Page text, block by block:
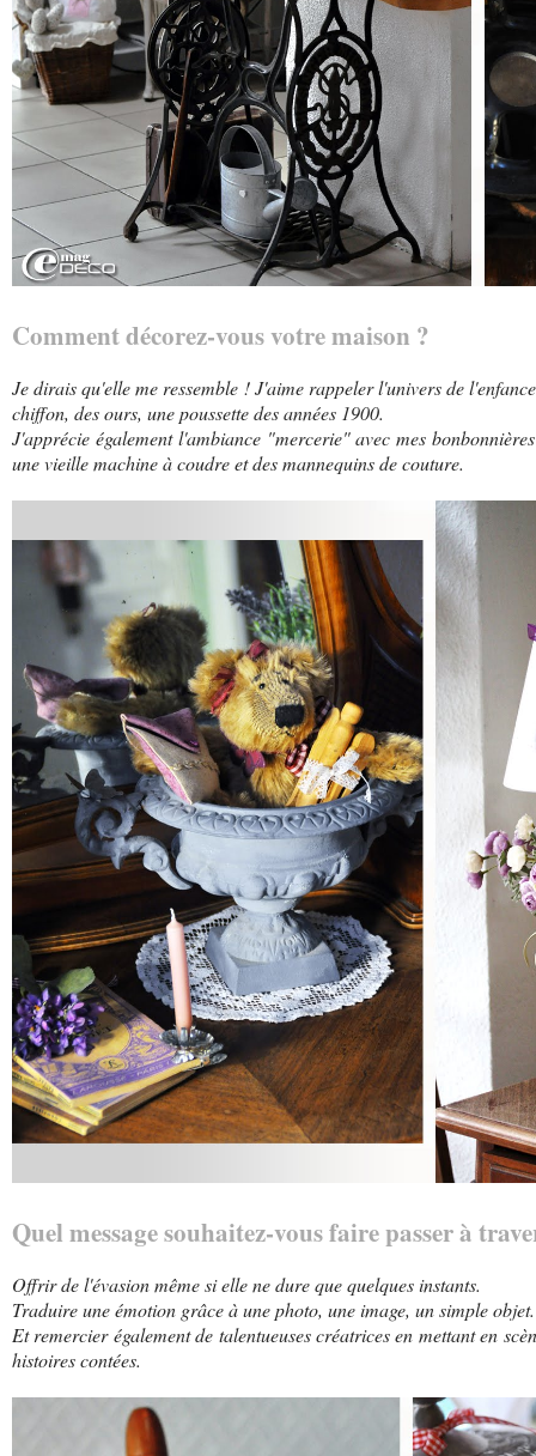
Comment décorez-vous votre maison ?
Je dirais qu'elle me ressemble ! J'aime rappeler l'univers de
chiffon, des ours, une poussette des années 1900.
J'apprécie également l'ambiance "mercerie" avec mes
une vieille machine à coudre et des mannequins de couture.
Quel message souhaitez-vous faire passer à
Offrir de l'évasion même si elle ne dure que quelques instants.
Traduire une émotion grâce à une photo, une image, un simple objet.
Et remercier également de talentueuses créatrices en mettant en
histoires contées.